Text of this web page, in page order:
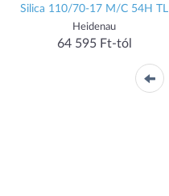
Silica 110/70-17 M/C 54H TL
Heidenau
64 595 Ft-tól